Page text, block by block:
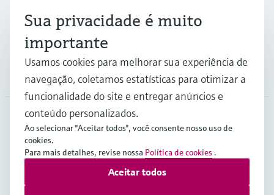
Suporte
Empresa
BRA•Português
Copyright © Endress+Hauser Group Services AG
Sua privacidade é muito
importante
Usamos cookies para melhorar sua experiência de
navegação, coletamos estatísticas para otimizar a
funcionalidade do site e entregar anúncios e
conteúdo personalizados.
Ao selecionar "Aceitar todos", você consente nosso uso de
cookies.
Para mais detalhes, revise nossa Política de cookies .
Aceitar todos